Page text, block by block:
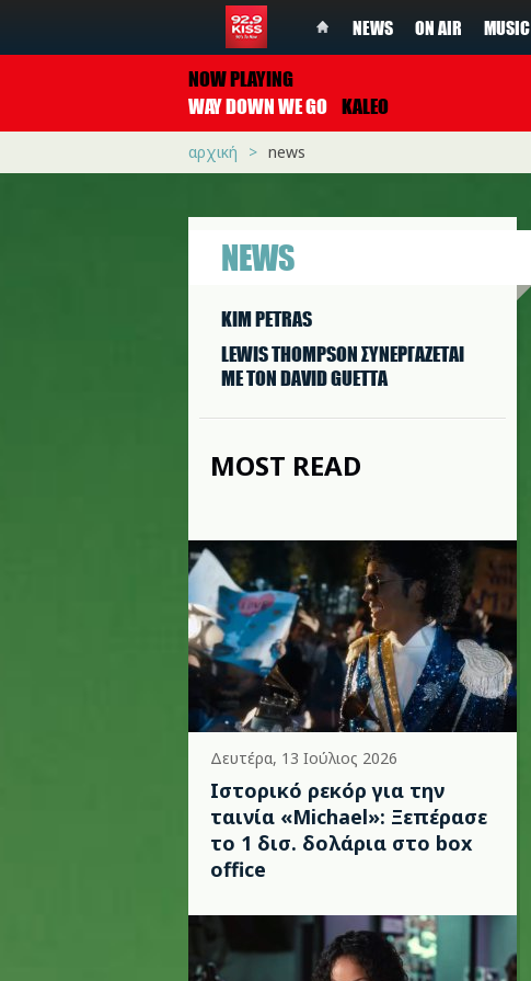
NEWS ON AIR MUSIC
NOW PLAYING
WAY DOWN WE GO KALEO
αρχική news
NEWS
KIM PETRAS
LEWIS THOMPSON ΣΥΝΕΡΓAΖΕΤΑΙ
ΜΕ ΤΟΝ DAVID GUETTA
MOST READ
Δευτέρα, 13 Ιούλιος 2026
Ιστορικό ρεκόρ για την
ταινία «Michael»: Ξεπέρασε
το 1 δισ. δολάρια στο box
office